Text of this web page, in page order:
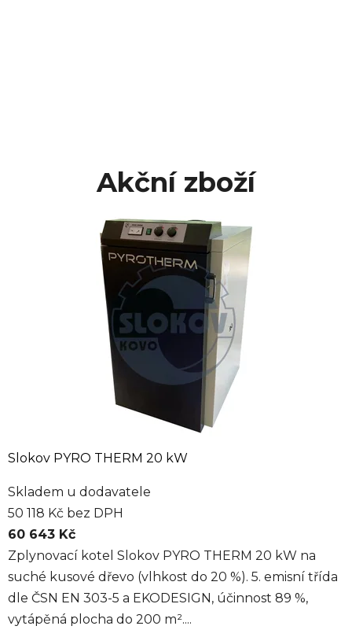
Akční zboží
Slokov PYRO THERM 20 kW
Skladem u dodavatele
50 118 Kč bez DPH
60 643 Kč
Zplynovací kotel Slokov PYRO THERM 20 kW na
suché kusové dřevo (vlhkost do 20 %). 5. emisní třída
dle ČSN EN 303-5 a EKODESIGN, účinnost 89 %,
vytápěná plocha do 200 m²....